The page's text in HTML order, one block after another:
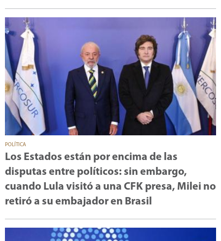
POLÍTICA
Los Estados están por encima de las
disputas entre políticos: sin embargo,
cuando Lula visitó a una CFK presa, Milei no
retiró a su embajador en Brasil